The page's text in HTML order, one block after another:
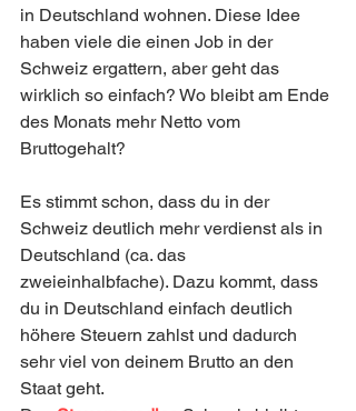
in Deutschland wohnen. Diese Idee
haben viele die einen Job in der
Schweiz ergattern, aber geht das
wirklich so einfach? Wo bleibt am Ende
des Monats mehr Netto vom
Bruttogehalt?
Es stimmt schon, dass du in der
Schweiz deutlich mehr verdienst als in
Deutschland (ca. das
zweieinhalbfache). Dazu kommt, dass
du in Deutschland einfach deutlich
höhere Steuern zahlst und dadurch
sehr viel von deinem Brutto an den
Staat geht.